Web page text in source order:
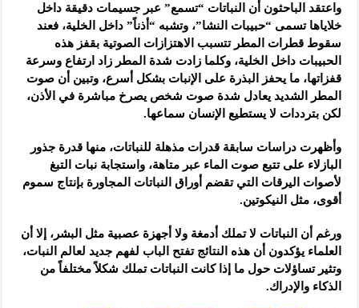
واعتقد الباحثون أن النباتات “تسمع” عبر جسيمات دقيقة داخل
خلاياها تسمى “حبيبات النشا”، وتشبه “أذناً” داخل الخلية، فعند
سقوط قطرات المطر تتسبب الاهتزازات الصوتية بقفز هذه
الحبيبات داخل الخلية، وكلما زادت شدة المطر زاد ارتفاع وسرعة
قفزاتها، ما يحفز البذرة على الإنبات بشكل أسرع، وتبين أن صوت
المطر الشديد يعادل شدة صوت شخص يصرخ مباشرة في الأذن،
لكن بترددات لا يستطيع الإنسان سماعها.
وأظهرت دراسات سابقة قدرات مذهلة للنباتات، منها قدرة جذور
البازلاء على تتبع صوت الماء عبر متاهة، واستجابة نبات التبغ
لأصوات اليرقات التي تقضم أوراق النباتات المجاورة بإنتاج سموم
أقوى، مثل النيكوتين.
ورغم أن النباتات لا تملك أدمغة ولا أجهزة عصبية مثل البشر، إلا أن
العلماء يؤكدون أن هذه النتائج تفتح الباب لفهم جديد لعالم النبات،
وتثير تساؤلات حول ما إذا كانت النباتات تملك شكلاً مختلفاً من
الذكاء والإدراك.